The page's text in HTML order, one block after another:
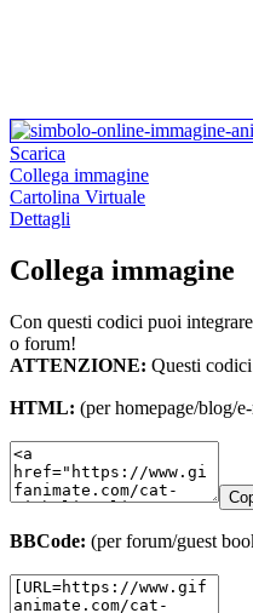
Scarica
Collega immagine
Cartolina Virtuale
Dettagli
Collega immagine
Con questi codici puoi
o forum!
ATTENZIONE: Questi
HTML: (per homepage/blog/
BBCode: (per forum/guest